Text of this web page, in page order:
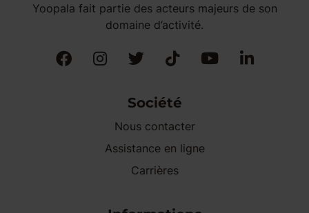
Yoopala fait partie des acteurs majeurs de son
domaine d’activité.
Société
Nous contacter
Assistance en ligne
Carrières